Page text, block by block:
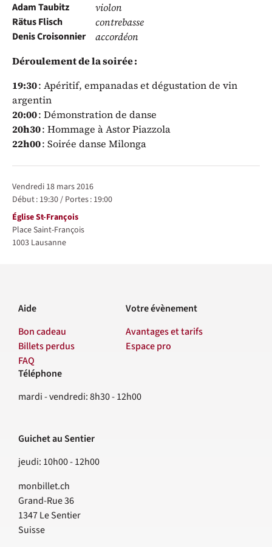
Adam Taubitz
violon
Rätus Flisch
contrebasse
Denis Croisonnier
accordéon
Déroulement de la soirée :
19:30: Apéritif, empanadas et dégustation de vin
argentin
20:00: Démonstration de danse
20h30: Hommage à Astor Piazzola
22h00: Soirée danse Milonga
vendredi 18 mars 2016
Début : 19:30/ Portes : 19:00
Lieu
Église St-François
Place Saint-François
1003 Lausanne
Aide
Bon cadeau
Billets perdus
FAQ
Votre évènement
Avantages et tarifs
Espace pro
Contact
Téléphone
mardi - vendredi: 8h30 - 12h00
Guichet au Sentier
jeudi: 10h00 - 12h00
monbillet.ch
Grand-Rue 36
1347Le Sentier
Suisse